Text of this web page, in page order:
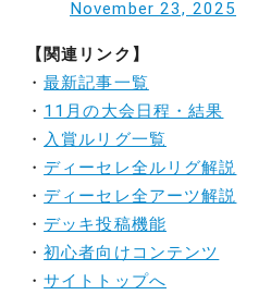
November 23, 2025
【関連リンク】
・最新記事一覧
・ 11月の大会日程・結果
・ 入賞ルリグ一覧
・ ディーセレ全ルリグ解説
・ ディーセレ全アーツ解説
・ デッキ投稿機能
・初心者向けコンテンツ
・サイトトップへ